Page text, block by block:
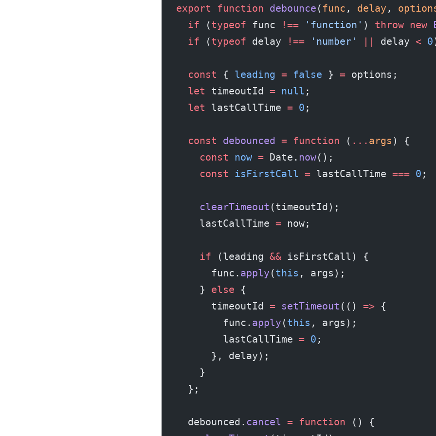
export function debounce ( func , delay ,
  if
(typeof func !== 'function' ) throw new
  if
(typeof delay !== 'number' || delay < 0
  const
{ leading = false } = options;
  let
timeoutId = null ;
  let
lastCallTime = 0 ;
  const
debounced = function ( ... args ) {
    const
now = Date. now();
    const
isFirstCall = lastCallTime === 0 ;
    clearTimeout
(timeoutId);
    lastCallTime
= now;
    if
(leading && isFirstCall) {
      func.
apply (this , args);
    }
else {
      timeoutId
= setTimeout (() => {
        func.
apply (this , args);
        lastCallTime
= 0 ;
      }, delay);
    }
  };
  debounced.
cancel = function () {